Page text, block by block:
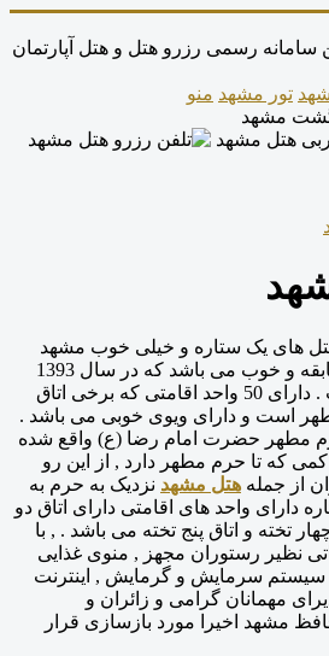
رسمی رزرو هتل و هتل آپارتمان
تور مشهد منو
گشت مشهد
های یک ستاره و خیلی خوب مشهد
می باشد . از هتل های باسابقه و خوب می باشد که در سال 1393
مورد بازسازی قرار گرفت . دارای 50 واحد اقامتی که برخی اتاق
است و دارای ویوی خوبی می باشد .
مطهر حضرت امام رضا (ع) واقع شده
که تا حرم مطهر دارد , از این رو
از جمله هتل مشهدنزدیک به حرم به
دارای واحد های اقامتی دارای اتاق دو
تخته و اتاق پنج تخته می باشد . , با
نظیر رستوران مجهز , منوی غذایی
سیستم سرمایش و گرمایش , اینترنت
مهمانان گرامی و زائران و
مشهد اخیرا مورد بازسازی قرار